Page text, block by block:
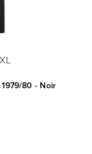
80 - Noir